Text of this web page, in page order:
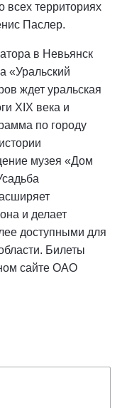
всех территориях
Паслер.
в Невьянск
«Уральский
ждет уральская
XIX века и
по городу
музея «Дом
и делает
доступными для
Билеты
сайте ОАО